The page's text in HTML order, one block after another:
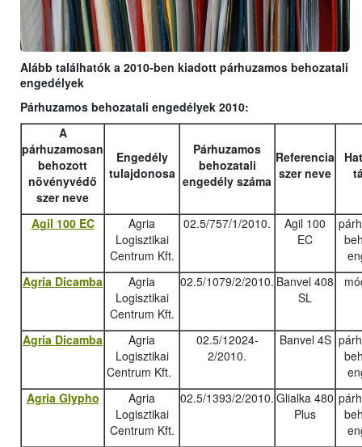
Alább találhatók a 2010-ben kiadott párhuzamos behozatali
engedélyek
Párhuzamos behozatali engedélyek 2010:
A
párhuzamosan
behozott
növényvédő
szer neve
Engedély
tulajdonosa
Párhuzamos
behozatali
engedély száma
Referencia
szer neve
Agil 100 EC
Agria
Logisztikai
Centrum Kft.
02.5/757/1/2010.
Agil 100
EC
Agria Dicamba
Agria
Logisztikai
Centrum Kft.
02.5/1079/2/2010. Banvel 408
SL
Agria Dicamba
Agria
Logisztikai
Centrum Kft.
02.5/12024-
2/2010.
Banvel 4S
Agria Glypho
Agria
Logisztikai
Centrum Kft.
02.5/1393/2/2010. Glialka 480
Plus